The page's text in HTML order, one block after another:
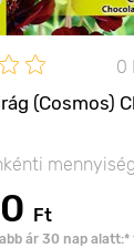
0
(Cosmos)
Ft
ár 30 nap alatt:*